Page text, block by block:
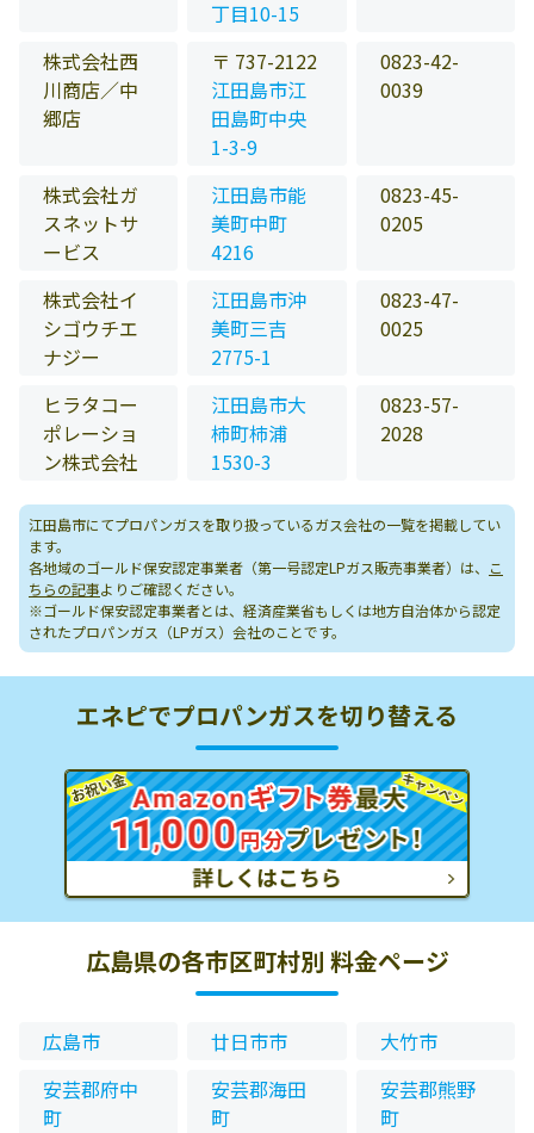
丁目10-15
株式会社西
川商店／中
郷店
〒 737-2122
江田島市江
田島町中央
1-3-9
0823-42-
0039
株式会社ガ
スネットサ
ービス
江田島市能
美町中町
4216
0823-45-
0205
株式会社イ
シゴウチエ
ナジー
江田島市沖
美町三吉
2775-1
0823-47-
0025
ヒラタコー
ポレーショ
ン株式会社
江田島市大
柿町柿浦
1530-3
0823-57-
2028
江田島市にてプロパンガスを取り扱っているガス会社の一覧を掲載してい
ます。
各地域のゴールド保安認定事業者（第一号認定LPガス販売事業者）は、
こ
ちらの記事よりご確認ください。
※ゴールド保安認定事業者とは、経済産業省もしくは地方自治体から認定
されたプロパンガス（LPガス）会社のことです。
エネピでプロパンガスを切り替える
広島県の各市区町村別 料金ページ
広島市 廿日市市
大竹市
安芸郡府中
町
安芸郡海田
町
安芸郡熊野
町